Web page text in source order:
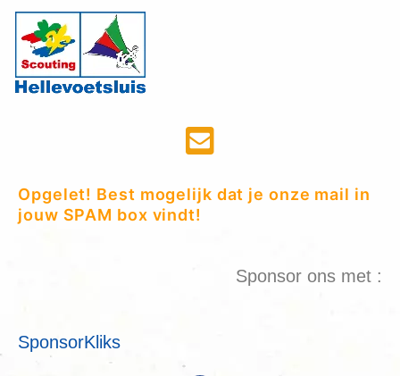
Opgelet! Best mogelijk dat je onze mail in
jouw SPAM box vindt!
Sponsor ons met :
SponsorKliks